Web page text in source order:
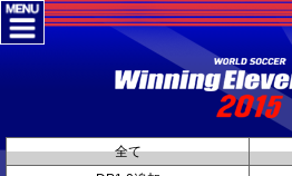
全て